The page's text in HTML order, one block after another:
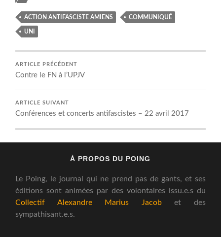
ACTION ANTIFASCISTE AMIENS COMMUNIQUÉ
UNI
ARTICLE PRÉCÉDENT
Contre le FN à l’UPJV
ARTICLE SUIVANT
Conférences et concerts antifascistes – 22 avril 2017
À PROPOS DU POING
Le Poing, le journal qui ne prend pas de gants, et ses
éditions sont animées par des volontaires issu.e.s du
Collectif Alexandre Marius Jacobet des
sympathisant.e.s.